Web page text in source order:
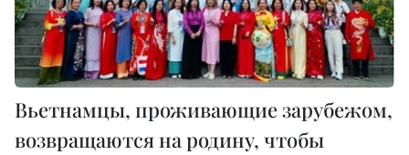
Вьетнамцы, проживающие зарубежом,
возвращаются на родину, чтобы